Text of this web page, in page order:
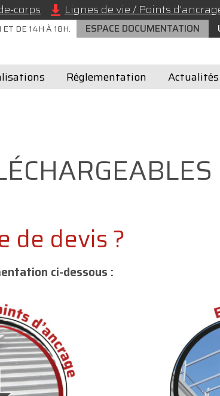
corps Lignes de vie / Points
DE 14H À 18H. ESPACE DOCUMENTATION
Réglementation Actualités
de devis ?
ci-dessous :